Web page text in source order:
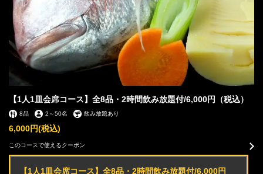
【1人1皿会席コース】全8品・2時間飲み放題付/6,000円（税込）
8品 2 ～50名 飲み放題あり
6,000円(税込)
このコースで使えるクーポン
【1人1皿会席コース】全8品・2時間飲み放題付/6,000円